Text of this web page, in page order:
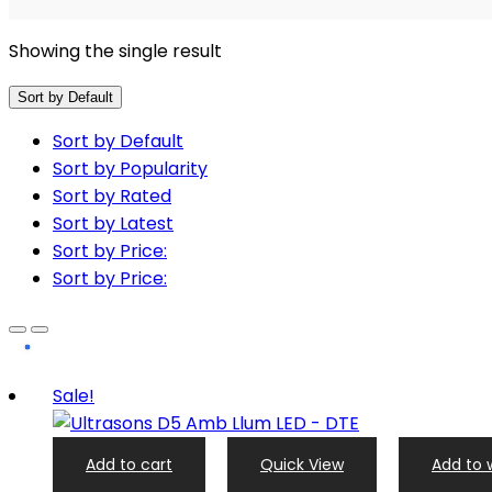
Showing the single result
Sort by Default
Sort by Default
Sort by Popularity
Sort by Rated
Sort by Latest
Sort by Price:
Sort by Price:
Sale!
Add to cart Quick View Add to